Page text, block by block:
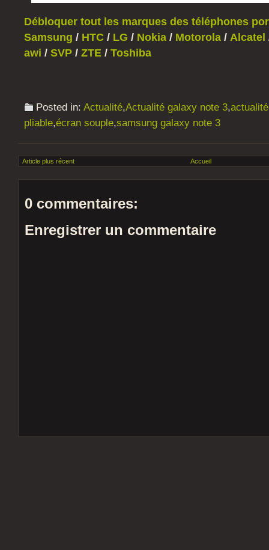
Débloquer tout les marques des téléphones
Samsung / HTC / LG / Nokia / Motorola / Alcatel
awi / SVP / ZTE / Toshiba
Posted in: Actualité,Actualité galaxy note 3,
pliable,écran souple,samsung galaxy note 3
Article plus récent Accueil
0 commentaires:
Enregistrer un commentaire